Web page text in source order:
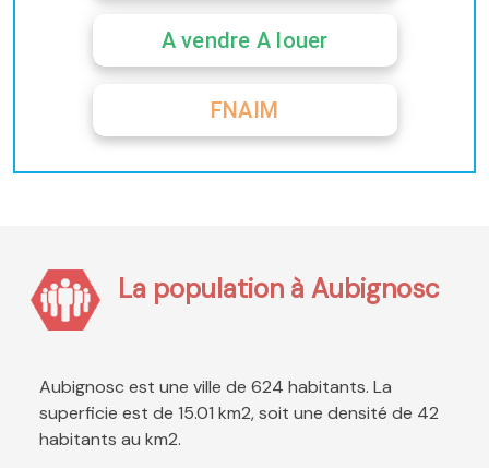
A vendre A louer
FNAIM
La population à Aubignosc
Aubignosc est une ville de 624 habitants. La
superficie est de 15.01 km2, soit une densité de 42
habitants au km2.